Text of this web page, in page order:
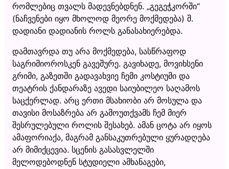
რომლებიც თვალს მადევნებდნენ. „გეგეჭკორში“
(ნაჩვენები იყო მხოლოდ მეორე მოქმედება) შ.
დადიანი დადიანის როლს განასახიერებდა.
დამთავრდა თუ არა მოქმედება, სასწრაფოდ
საგრიმიოროსკენ გავეშურე. გავიხადე, მოვიხსენი
გრიმი, გაზეთში გადავახვიე ჩემი კოსტიუმი და
თეატრის ქანდარაზე ავედი საიუბილეო საღამოს
საცქერლად. არც ერთი მსახიობი არ მოსულა და
თავისი მოსაზრება არ გამოუთქვამს ჩემ მიერ
შესრულებული როლის შესახებ. ამან ცოტა არ იყოს
ამაფორიაქა, მაგრამ განსაკუთრებული ყურადღება
არ მიმიქცევია. სცენის გასასვლელში
მელოდებოდნენ სტუდიელი ამხანაგები,